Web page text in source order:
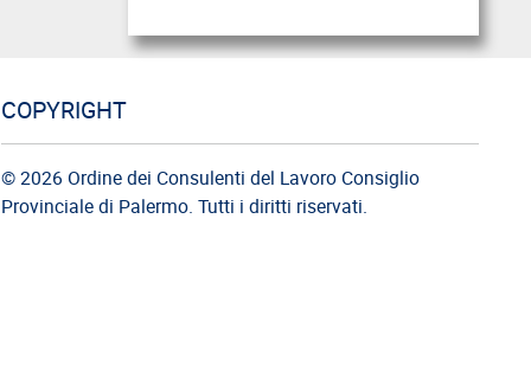
JUN
periodo feriale
JUN
2026
Cassazione: gli obblighi di
informazione e
formazione
COPYRIGHT
© 2026 Ordine dei Consulenti del Lavoro Consiglio
Provinciale di Palermo. Tutti i diritti riservati.